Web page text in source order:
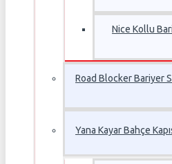
Nice Kollu
Road Blocker Bariyer
Yana Kayar Bahçe